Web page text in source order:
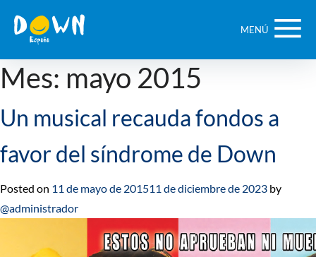
contenido
MENÚ
Mes: mayo 2015
Un musical recauda fondos a
favor del síndrome de Down
Posted on 11 de mayo de 201511 de diciembre de 2023 by
@administrador